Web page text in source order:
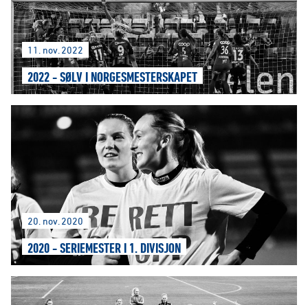
11. nov. 2022
2022 - SØLV I NORGESMESTERSKAPET
20. nov. 2020
2020 - SERIEMESTER I 1. DIVISJON